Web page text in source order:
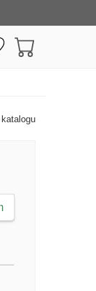
ŁĄKI
ŁĄKI
KWIATY ŁĄKI